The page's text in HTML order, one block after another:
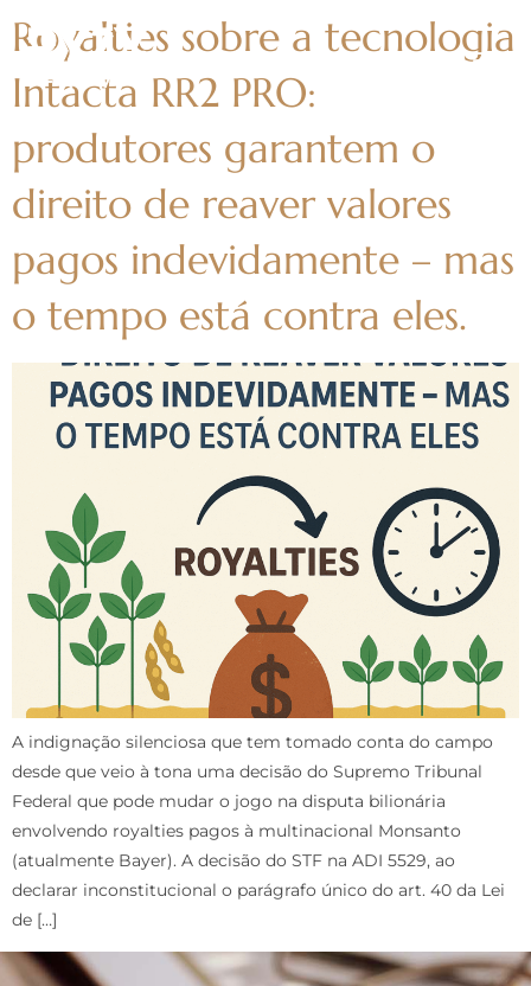
Royalties sobre a tecnologia
Intacta RR2 PRO:
produtores garantem o
direito de reaver valores
pagos indevidamente – mas
o tempo está contra eles.
A indignação silenciosa que tem tomado conta do campo
desde que veio à tona uma decisão do Supremo Tribunal
Federal que pode mudar o jogo na disputa bilionária
envolvendo royalties pagos à multinacional Monsanto
(atualmente Bayer). A decisão do STF na ADI 5529, ao
declarar inconstitucional o parágrafo único do art. 40 da Lei
de […]